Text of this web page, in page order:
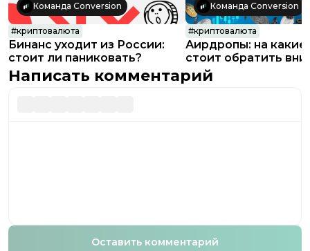
Команда Conversion
#криптовалюта
Бинанс уходит из России:
стоит ли паниковать?
Команда Conversion
#криптовалюта
Аирдропы: на
стоит обратить
Написать комментарий
Оставить комментарий